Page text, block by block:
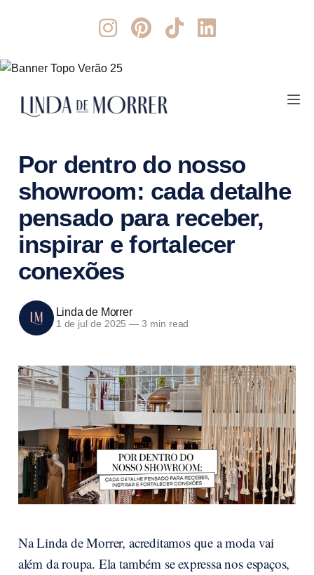
Por dentro do nosso
showroom: cada detalhe
pensado para receber,
inspirar e fortalecer
conexões
Linda de Morrer
1 de jul de 2025 — 3 min read
Na Linda de Morrer, acreditamos que a moda vai
além da roupa. Ela também se expressa nos espaços,